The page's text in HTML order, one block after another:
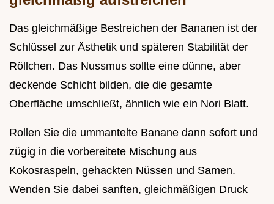
Das gleichmäßige Bestreichen der Bananen ist der
Schlüssel zur Ästhetik und späteren Stabilität der
Röllchen. Das Nussmus sollte eine dünne, aber
deckende Schicht bilden, die die gesamte
Oberfläche umschließt, ähnlich wie ein Nori Blatt.
Rollen Sie die ummantelte Banane dann sofort und
zügig in die vorbereitete Mischung aus
Kokosraspeln, gehackten Nüssen und Samen.
Wenden Sie dabei sanften, gleichmäßigen Druck